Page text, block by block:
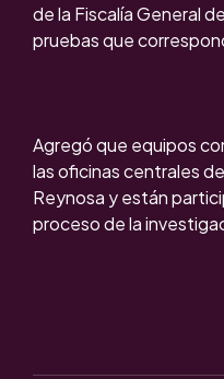
de la Fiscalía General
pruebas que
Agregó que equipos
las oficinas centrales
Reynosa y están
proceso de la